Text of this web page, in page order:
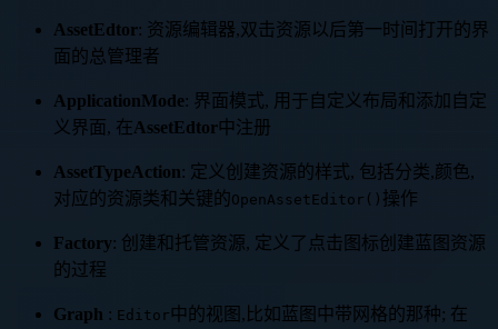
AssetEdtor: 资源编辑器,双击资源以后第一时间打开的界
面的总管理者
ApplicationMode: 界面模式, 用于自定义布局和添加自定
义界面, 在AssetEdtor中注册
AssetTypeAction: 定义创建资源的样式, 包括分类,颜色,
对应的资源类和关键的OpenAssetEditor() 操作
Factory: 创建和托管资源, 定义了点击图标创建蓝图资源
的过程
Graph : Editor 中的视图,比如蓝图中带网格的那种; 在